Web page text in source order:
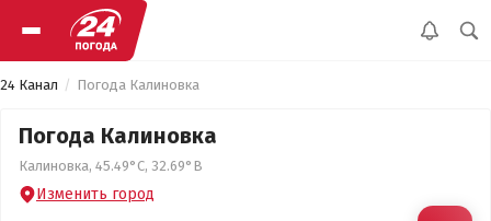
24 Канал Погода Калиновка
Погода Калиновка
Калиновка, 45.49°С, 32.69°В
Изменить город